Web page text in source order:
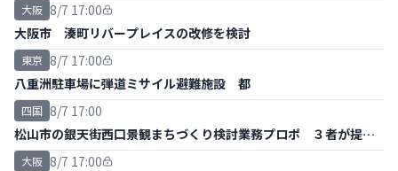
大阪 8/7 17:00
大阪市 湊町リバープレイスの改修を検討
東京 8/7 17:00
八重洲駐車場に弾道ミサイル避難施設 都
四国 8/7 17:00
松山市の銀天街西口景観まちづくり検討業務プロポ ３者が提案
書提出
大阪 8/7 17:00